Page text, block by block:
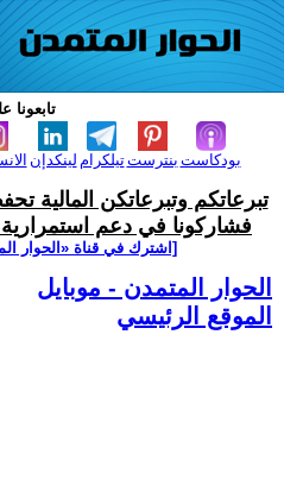
تابعونا
لينكدإن تيلكرامبنترست بودكاست
تبرعاتكم وتبرعاتكن المالية
فشاركونا في دعم استمرارية
[اشترك في قناة ‫«الحوار
الحوار المتمدن - موبايل
الموقع الرئيسي